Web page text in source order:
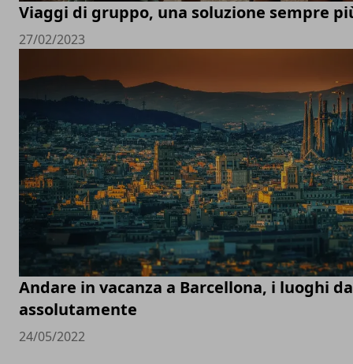
Viaggi di gruppo, una soluzione sempre
27/02/2023
Andare in vacanza a Barcellona, i luoghi
assolutamente
24/05/2022